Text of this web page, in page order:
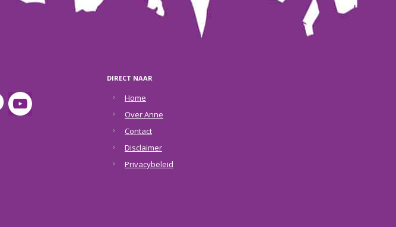
DIRECT NAAR
Home
Over Anne
Contact
Disclaimer
Privacybeleid